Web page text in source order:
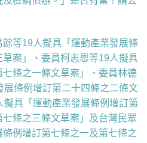
等19人擬具「運動產業發展條
案」、委員柯志恩等19人擬具
七條之一條文草案」、委員林德
條例增訂第二十四條之二條文
具「運動產業發展條例增訂第
條之三條文草案」及台灣民眾
例增訂第七條之一及第七條之